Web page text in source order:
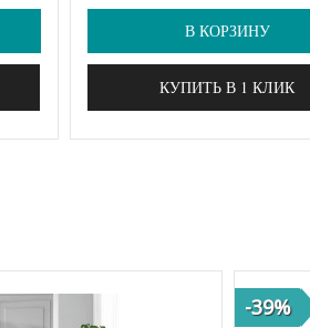
В КОРЗИНУ
КУПИТЬ В 1 КЛИК
-39%